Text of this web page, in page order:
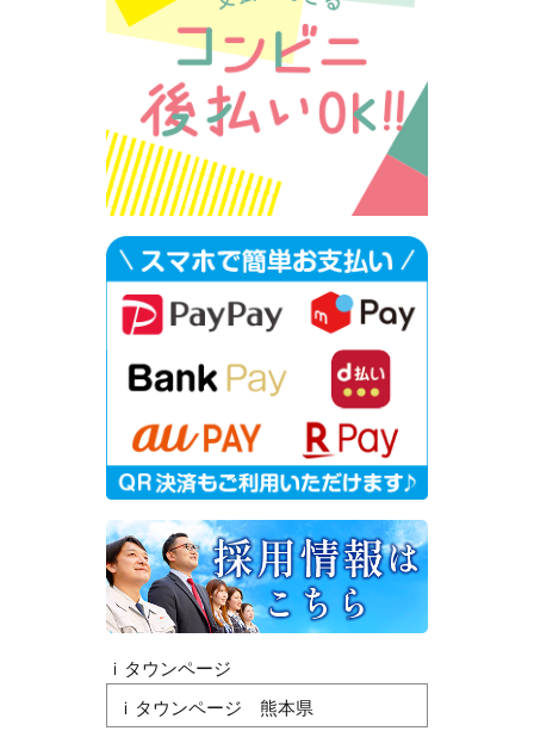
ｉタウンページ
ｉタウンページ 熊本県